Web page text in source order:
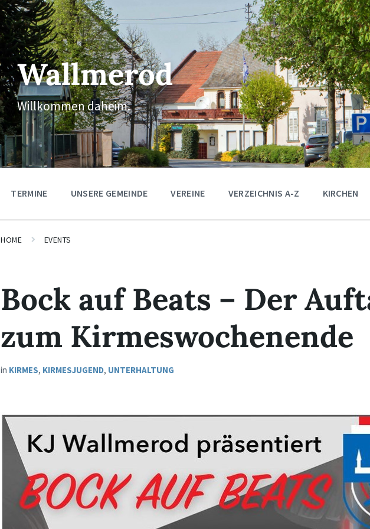
Wallmerod
Willkommen daheim.
TERMINE UNSERE GEMEINDE VEREINE VERZEICHNIS A-Z KIRCHEN
HOME EVENTS
Bock auf Beats – Der
zum Kirmeswochenende
in KIRMES, KIRMESJUGEND, UNTERHALTUNG